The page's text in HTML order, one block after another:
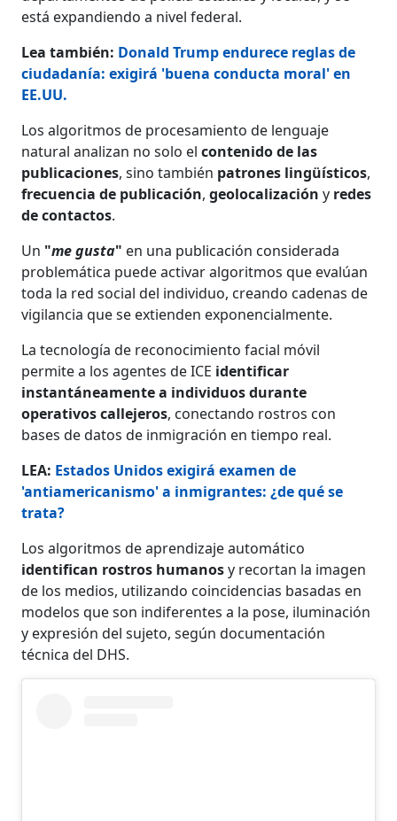
está expandiendo a nivel federal.
Lea también: Donald Trump endurece reglas de
ciudadanía: exigirá 'buena conducta moral' en
EE.UU.
Los algoritmos de procesamiento de lenguaje
natural analizan no solo elcontenido de las
publicaciones, sino también patrones lingüísticos,
frecuencia de publicación,geolocalizacióny redes
de contactos.
Un "me gusta" en una publicación considerada
problemática puede activar algoritmos que evalúan
toda la red social del individuo, creando cadenas de
vigilancia que se extienden exponencialmente.
La tecnología de reconocimiento facial móvil
permite a los agentes de ICE identificar
instantáneamente a individuos durante
operativos callejeros, conectando rostros con
bases de datos de inmigración en tiempo real.
LEA: Estados Unidos exigirá examen de
'antiamericanismo' a inmigrantes: ¿de qué se
trata?
Los algoritmos de aprendizaje automático
identifican rostros humanosy recortan la imagen
de los medios, utilizando coincidencias basadas en
modelos que son indiferentes a la pose, iluminación
y expresión del sujeto, según documentación
técnica del DHS.